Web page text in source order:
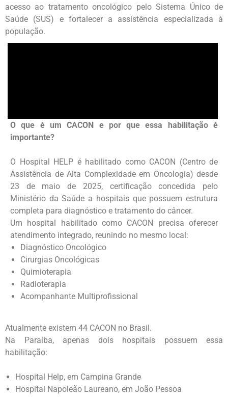
acesso ao tratamento oncológico pelo Sistema Único de
Saúde (SUS) e fortalecer a assistência especializada à
população.
O que é um CACON e por que essa habilitação é
importante?
O Hospital HELP é habilitado como CACON (Centro de
Assistência de Alta Complexidade em Oncologia) desde
23 de maio de 2025, certificação concedida pelo
Ministério da Saúde a hospitais que possuem estrutura
completa para diagnóstico e tratamento do câncer.
Um hospital habilitado como CACON precisa oferecer
atendimento integrado, reunindo no mesmo local:
Diagnóstico Oncológico
Cirurgias Oncológicas
Quimioterapia
Radioterapia
Acompanhante Multiprofissional
Atualmente existem 44 CACON no Brasil.
Na Paraíba, apenas dois hospitais possuem essa
habilitação:
Hospital Help, em Campina Grande
Hospital Napoleão Laureano, em João Pessoa